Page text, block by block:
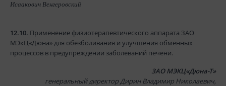
Исаакович Венгеровский
12.10. Применение физиотерапевтического аппарата ЗАО
МЭкЦ«Дюна» для обезболивания и улучшения обменных
процессов в предупреждении заболеваний печени.
ЗАО МЭКЦ«Дюна-Т»
генеральный директор Дирин Владимир Николаевич,